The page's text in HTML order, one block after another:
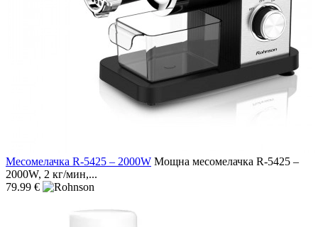
Месомелачка R-5425 – 2000W Мощна месомелачка R-5425 –
2000W, 2 кг/мин,...
79.99 €